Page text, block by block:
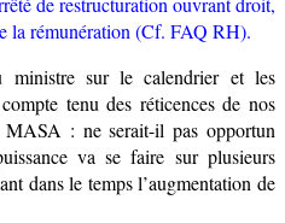
la rémunération (Cf. FAQ RH).
sur le calendrier et les
tenu des réticences de nos
: ne serait-il pas opportun
va se faire sur plusieurs
dans le temps l’augmentation de